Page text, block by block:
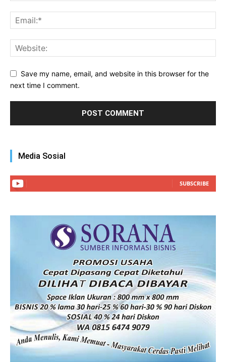
Save my name, email, and website in this browser for the
next time I comment.
Media Sosial
SUBSCRIBE